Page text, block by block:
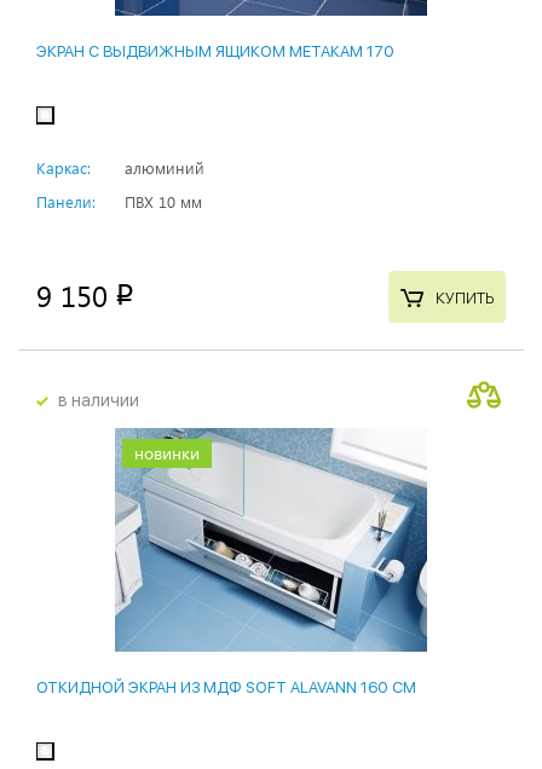
ЭКРАН С ВЫДВИЖНЫМ ЯЩИКОМ МЕТАКАМ 170
Каркас:
алюминий
Панели:
ПВХ 10 мм
9 150 p КУПИТЬ
в наличии
новинки
ОТКИДНОЙ ЭКРАН ИЗ МДФ SOFT ALAVANN 160 СМ